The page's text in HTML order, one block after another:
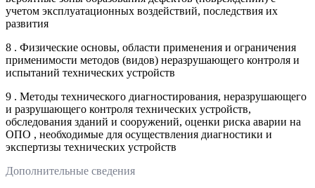
учетом эксплуатационных воздействий, последствия их
развития
8 . Физические основы, области применения и ограничения
применимости методов (видов) неразрушающего контроля и
испытаний технических устройств
9 . Методы технического диагностирования, неразрушающего
и разрушающего контроля технических устройств,
обследования зданий и сооружений, оценки риска аварии на
ОПО , необходимые для осуществления диагностики и
экспертизы технических устройств
Дополнительные сведения